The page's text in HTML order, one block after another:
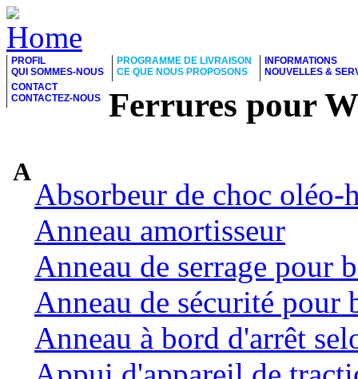
PROFIL
QUI SOMMES-NOUS
PROGRAMME DE LIVRAISON
CE QUE NOUS PROPOSONS
INFORMATIONS
NOUVELLES &
CONTACT
CONTACTEZ-NOUS
Ferrures pour
A
Absorbeur de choc oléo-
Anneau amortisseur
Anneau de serrage pour
Anneau de sécurité pour
Anneau à bord d'arrêt